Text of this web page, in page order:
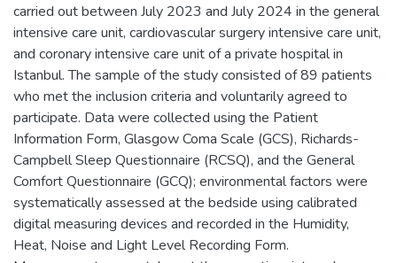
carried out between July 2023 and July 2024 in the general
intensive care unit, cardiovascular surgery intensive care unit,
and coronary intensive care unit of a private hospital in
Istanbul. The sample of the study consisted of 89 patients
who met the inclusion criteria and voluntarily agreed to
participate. Data were collected using the Patient
Information Form, Glasgow Coma Scale (GCS), Richards-
Campbell Sleep Questionnaire (RCSQ), and the General
Comfort Questionnaire (GCQ); environmental factors were
systematically assessed at the bedside using calibrated
digital measuring devices and recorded in the Humidity,
Heat, Noise and Light Level Recording Form.